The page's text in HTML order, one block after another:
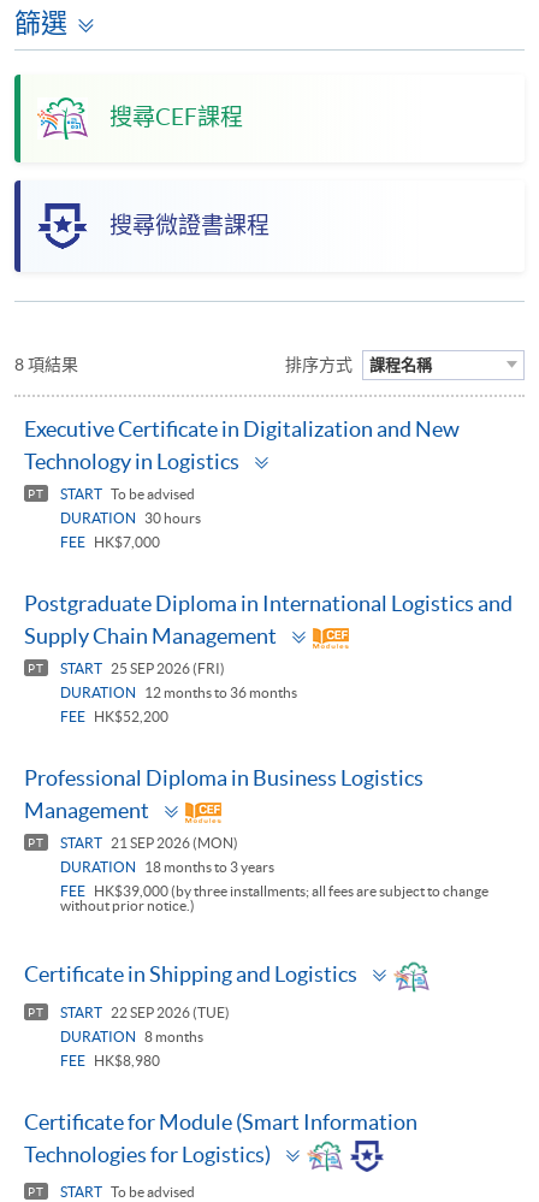
篩選
搜尋CEF課程
搜尋微證書課程
8 項結果 排序方式 課程名稱
Executive Certificate in Digitalization and New
Technology in Logistics
PT START To be advised
DURATION
30 hours
FEE
HK$7,000
Postgraduate Diploma in International Logistics and
Supply Chain Management
Toggle
panel
PT START
25 SEP 2026 (FRI)
DURATION
12 months to 36 months
FEE
HK$52,200
Professional Diploma in Business Logistics
Management
Toggle
panel
PT START
21 SEP 2026 (MON)
DURATION
18 months to 3 years
FEE
HK$39,000 (by three installments; all fees are subject to change
without prior notice.)
Certificate in Shipping and Logistics
Toggle
panel
PT START
22 SEP 2026 (TUE)
DURATION
8 months
FEE
HK$8,980
Certificate for Module (Smart Information
Technologies for Logistics)
Toggle
panel
PT START To be advised